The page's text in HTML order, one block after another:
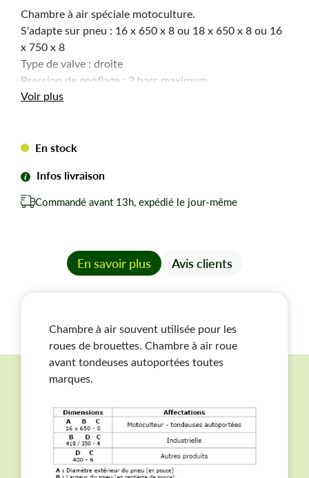
Chambre à air spéciale motoculture.
S'adapte sur pneu : 16 x 650 x 8 ou 18 x 650 x 8 ou 16
x 750 x 8
Type de valve : droite
Pression de gonflage : 2 bars maximum
Voir plus
En stock
Infos livraison
Commandé avant 13h, expédié le jour-même
En savoir plus Avis clients
Chambre à air souvent utilisée pour les
roues de brouettes. Chambre à air roue
avant tondeuses autoportées toutes
marques.